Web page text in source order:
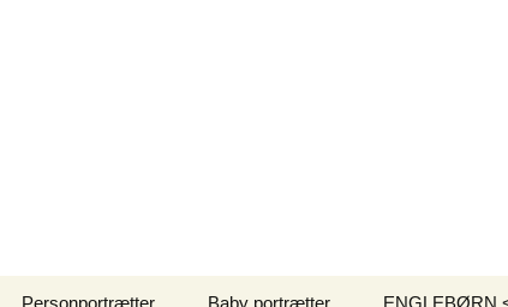
Personportrætter Baby portrætter ENGLEBØRN